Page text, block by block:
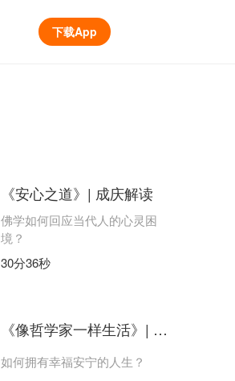
下载App
《安心之道》| 成庆解读
佛学如何回应当代人的心灵困
境？
30分36秒
《像哲学家一样生活》| 陈子昂解读
如何拥有幸福安宁的人生？